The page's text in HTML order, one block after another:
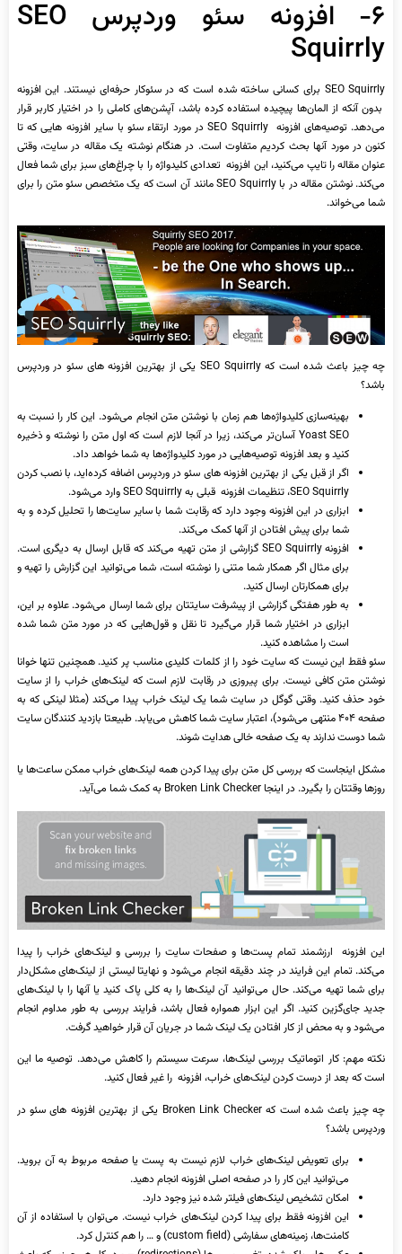
۶- افزونه سئو وردپرس SEO
Squirrly
SEO Squirrly برای کسانی ساخته شده است که در سئوکار حرفه‌ای نیستند. این افزونه
بدون آنکه از المان‌ها پیچیده استفاده کرده باشد، آپشن‌های کاملی را در اختیار کاربر قرار
می‌دهد. توصیه‌های افزونه SEO Squirrly در مورد ارتقاء سئو با سایر افزونه ‌هایی که تا
کنون در مورد آنها بحث کردیم متفاوت است. در هنگام نوشته یک مقاله در سایت، وقتی
عنوان مقاله را تایپ می‌کنید، این افزونه تعدادی کلیدواژه را با چراغ‌های سبز برای شما فعال
می‌کند. نوشتن مقاله در با SEO Squirrly مانند آن است که یک متخصص سئو متن را برای
شما می‌خواند.
چه چیز باعث شده است که SEO Squirrly یکی از بهترین افزونه ‌های سئو در وردپرس
باشد؟
بهینه‌سازی کلیدواژه‌ها هم زمان با نوشتن متن انجام می‌شود. این کار را نسبت به
Yoast SEO آسان‌تر می‌کند، زیرا در آنجا لازم است که اول متن را نوشته و ذخیره
کنید و بعد افزونه توصیه‌هایی در مورد کلیدواژه‌ها به شما خواهد داد.
اگر از قبل یکی از بهترین افزونه های سئو در وردپرس اضافه کرده‌اید، با نصب کردن
SEO Squirrly، تنظیمات افزونه قبلی به SEO Squirrly وارد می‌شود.
ابزاری در این افزونه وجود دارد که رقابت شما با سایر سایت‌ها را تحلیل کرده و به
شما برای پیش افتادن از آنها کمک می‌کند.
افزونه SEO Squirrly گزارشی از متن تهیه می‌کند که قابل ارسال به دیگری است.
برای مثال اگر همکار شما متنی را نوشته است، شما می‌توانید این گزارش را تهیه و
برای همکارتان ارسال کنید.
به طور هفتگی گزارشی از پیشرفت سایتتان برای شما ارسال می‌شود. علاوه بر این،
ابزاری در اختیار شما قرار می‌گیرد تا نقل و قول‌هایی که در مورد متن شما شده
است را مشاهده کنید.
سئو فقط این نیست که سایت خود را از کلمات کلیدی مناسب پر کنید. همچنین تنها خوانا
نوشتن متن کافی نیست. برای پیروزی در رقابت لازم است که لینک‌های خراب را از سایت
خود حذف کنید. وقتی گوگل در سایت شما یک لینک خراب پیدا می‌کند (مثلا لینکی که به
صفحه ۴۰۴ منتهی می‌شود)، اعتبار سایت شما کاهش می‌یابد. طبیعتا بازدید کنندگان سایت
شما دوست ندارند به یک صفحه خالی هدایت شوند.
مشکل اینجاست که بررسی کل متن برای پیدا کردن همه لینک‌های خراب ممکن ساعت‌ها یا
روزها وقتتان را بگیرد. در اینجا Broken Link Checker به کمک شما می‌آید.
این افزونه ارزشمند تمام پست‌ها و صفحات سایت را بررسی و لینک‌های خراب را پیدا
می‌کند. تمام این فرایند در چند دقیقه انجام می‌شود و نهایتا لیستی از لینک‌های مشکل‌دار
برای شما تهیه می‌کند. حال می‌توانید آن لینک‌ها را به کلی پاک کنید یا آنها را با لینک‌های
جدید جای‌گزین کنید. اگر این ابزار همواره فعال باشد، فرایند بررسی به طور مداوم انجام
می‌شود و به محض از کار افتادن یک لینک شما در جریان آن قرار خواهید گرفت.
نکته مهم: کار اتوماتیک بررسی لینک‌ها، سرعت سیستم را کاهش می‌دهد. توصیه ما این
است که بعد از درست کردن لینک‌های خراب، افزونه را غیر فعال کنید.
چه چیز باعث شده است که Broken Link Checker یکی از بهترین افزونه ‌های سئو در
وردپرس باشد؟
برای تعویض لینک‌های خراب لازم نیست به پست یا صفحه مربوط به آن بروید.
می‌توانید این کار را در صفحه اصلی افزونه انجام دهید.
امکان تشخیص لینک‌های فیلتر شده نیز وجود دارد.
این افزونه فقط برای پیدا کردن لینک‌های خراب نیست. می‌توان با استفاده از آن
کامنت‌ها، زمینه‌های سفارشی (custom field) و … را هم کنترل کرد.